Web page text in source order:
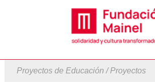
Proyectos de Educación / Proyectos